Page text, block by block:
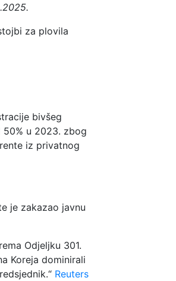
za plovila
bivšeg
50% u 2023. zbog
iz privatnog
je zakazao javnu
Odjeljku 301.
Koreja dominirali
Reuters